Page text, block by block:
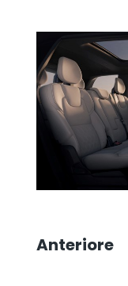
Anteriore